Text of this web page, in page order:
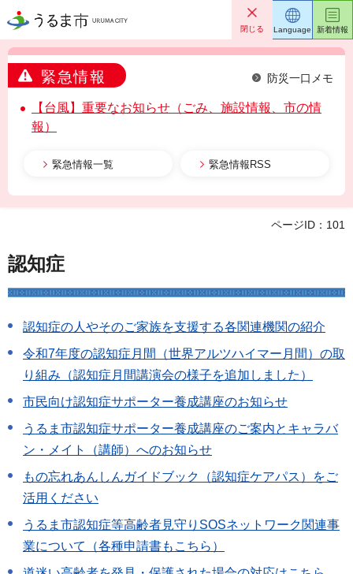
うるま市 閉じる
緊急情報 防災一口メモ
【台風】重要なお知らせ（ごみ、施設情報、市の情
報）
緊急情報一覧 緊急情報RSS
Language 新着情報
ページID：101
認知症
認知症の人やそのご家族を支援する各関連機関の紹介
令和7年度の認知症月間（世界アルツハイマー月間）の取
り組み（認知症月間講演会の様子を追加しました）
市民向け認知症サポーター養成講座のお知らせ
うるま市認知症サポーター養成講座のご案内とキャラバ
ン・メイト（講師）へのお知らせ
もの忘れあんしんガイドブック（認知症ケアパス）をご
活用ください
うるま市認知症等高齢者見守りSOSネットワーク関連事
業について（各種申請書もこちら）